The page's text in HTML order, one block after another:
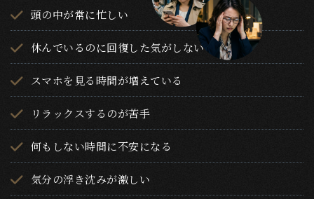
頭の中が常に忙しい
休んでいるのに回復した気がしない
スマホを見る時間が増えている
リラックスするのが苦手
何もしない時間に不安になる
気分の浮き沈みが激しい